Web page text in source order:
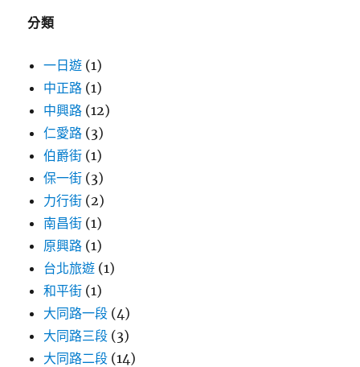
分類
一日遊 (1)
中正路 (1)
中興路 (12)
仁愛路 (3)
伯爵街 (1)
保一街 (3)
力行街 (2)
南昌街 (1)
原興路 (1)
台北旅遊 (1)
和平街 (1)
大同路一段 (4)
大同路三段 (3)
大同路二段 (14)